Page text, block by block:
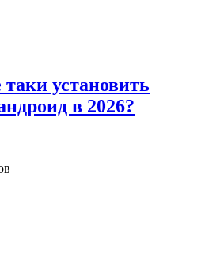
установить
в 2026?